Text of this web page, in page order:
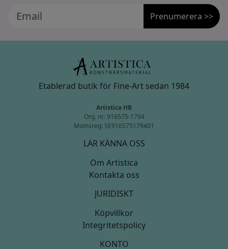
Prenumerera >>
Etablerad butik för Fine-Art sedan 1984
Artistica HB
Org. nr: 916575-1794
Momsreg: SE916575179401
LÄR KÄNNA OSS
Om Artistica
Kontakta oss
JURIDISKT
Köpvillkor
Integritetspolicy
KONTO